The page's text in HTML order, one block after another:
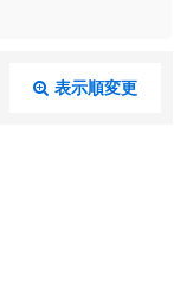
表示順変更